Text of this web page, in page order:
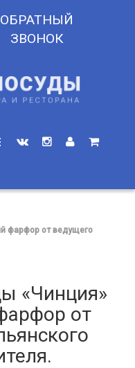
ОБРАТНЫЙ
ЗВОНОК
фарфор от ведущего
«Чинция»
от